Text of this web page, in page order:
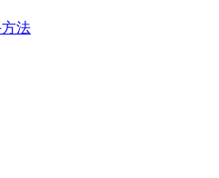
方法